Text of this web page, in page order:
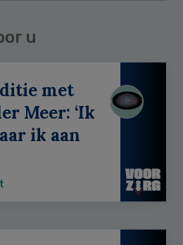
u
met
Meer: ‘Ik
ik aan